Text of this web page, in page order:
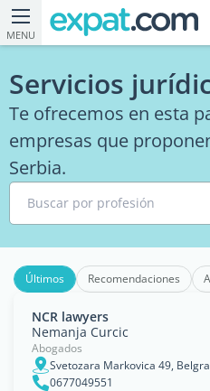
MENU
Servicios
Te ofrecemos en esta
empresas que
Serbia.
Buscar por profesión
Últimos Recomendaciones
NCR lawyers
Nemanja Curcic
Abogados
Svetozara Markovica 49,
0677049551